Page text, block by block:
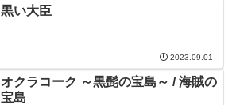
黒い大臣
2023.09.01
オクラコーク ～黒髭の宝島～ / 海賊の
宝島